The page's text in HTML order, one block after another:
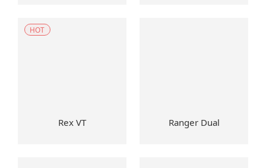
Rex VT
HOT
Ranger Dual